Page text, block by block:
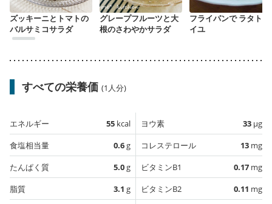
ズッキーニとトマトの
バルサミコサラダ
グレープフルーツと大
根のさわやかサラダ
フライパンで ラタトゥ
イユ
すべての栄養価 (1人分)
エネルギー 55 kcal
食塩相当量
0.6g
たんぱく質
5.0g
脂質
3.1 g
ヨウ素 33 µg
コレステロール
13 mg
ビタミンB1
0.17 mg
ビタミンB2
0.11 mg